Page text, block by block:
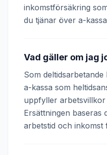
inkomstförsäkring
du tjänar över a-
Vad gäller om jag
Som
a-kassa som
uppfyller
Ersättningen baseras
arbetstid och inkomst